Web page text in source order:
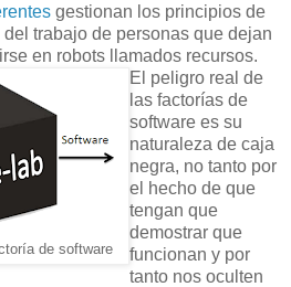
gestionan los principios de
trabajo de personas que dejan
en robots llamados recursos.
de software
El peligro real de
las factorías de
software es su
naturaleza de caja
negra, no tanto por
el hecho de que
tengan que
demostrar que
funcionan y por
tanto nos oculten